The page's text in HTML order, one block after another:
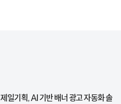
제일기획, AI 기반 배너 광고 자동화 솔